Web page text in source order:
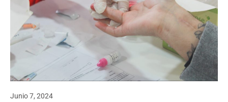
Junio 7, 2024